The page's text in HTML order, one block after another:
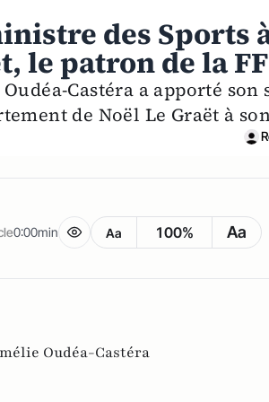
des Sports
le patron de la
Castéra a apporté
de Noël Le Graët à
0:00min Aa 100% Aa
Oudéa-Castéra